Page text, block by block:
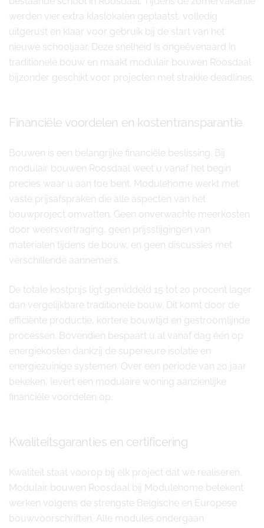
werden vier extra klaslokalen geplaatst, volledig
uitgerust en klaar voor gebruik bij de start van het
nieuwe schooljaar. Deze snelheid is ongeëvenaard in
traditionele bouw en maakt modulair bouwen Roosdaal
bijzonder geschikt voor projecten met strakke deadlines.
Financiële voordelen en kostentransparantie
Bouwen is een belangrijke financiële beslissing. Bij
modulair bouwen Roosdaal weet u vanaf het begin
precies waar u aan toe bent. Modulehome werkt met
vaste prijsafspraken die alle aspecten van het
bouwproject omvatten. Geen onverwachte meerkosten
door weersvertraging, geen prijsstijgingen van
materialen tijdens de bouw, en geen discussies met
verschillende aannemers.
De totale kostprijs ligt gemiddeld 15 tot 20 procent lager
dan vergelijkbare traditionele bouw. Dit komt door de
efficiënte productie, kortere bouwtijd en gestroomlijnde
processen. Bovendien bespaart u al vanaf dag één op
energiekosten dankzij de superieure isolatie en
energiezuinige systemen. Over een periode van 20 jaar
bekeken, levert een modulaire woning aanzienlijke
financiële voordelen op.
Kwaliteitsgaranties en certificering
Kwaliteit staat voorop bij elk project dat we realiseren.
Modulair bouwen Roosdaal bij Modulehome betekent
werken volgens de strengste Belgische en Europese
bouwvoorschriften. Alle modules ondergaan